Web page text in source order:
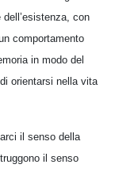
con
comportamento
in modo del
orientarsi nella vita
il senso della
il senso